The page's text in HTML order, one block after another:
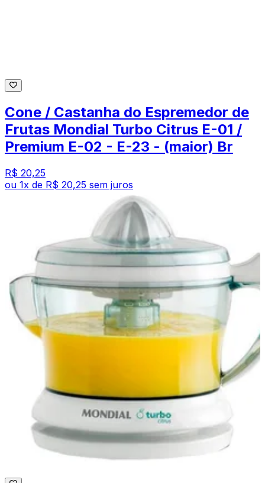
Cone / Castanha do Espremedor de
Frutas Mondial Turbo Citrus E-01 /
Premium E-02 - E-23 - (maior) Br
R$ 20,25
ou 1x de R$ 20,25 sem juros